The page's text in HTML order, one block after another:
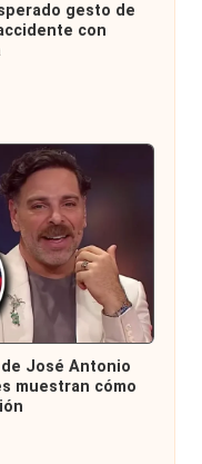
gesto de
con
José Antonio
muestran cómo